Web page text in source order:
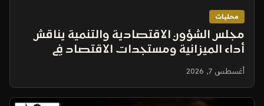
محليات
مجلس الشؤون الاقتصادية والتنمية يناقش
أداء الميزانية ومستجدات الاقتصاد في
اجتماعه الدوري
أغسطس 7, 2026